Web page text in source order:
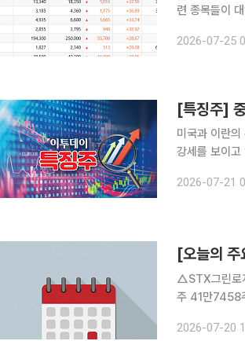
련 종목들이
일) 대비
2026-07-25
미국과 이란
강세를 보이고 있다. 21일 오전 9시13분 STX그린로지스는 전 거래
아라비아를
2026-07-21
△STX그린로지
주 41만7458주 자사주 처분 △주연테크, 신사
발생으로 전
2026-07-20